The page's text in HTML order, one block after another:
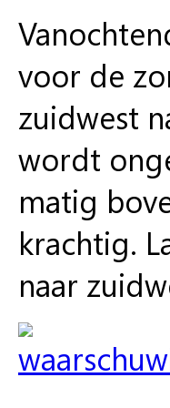
voor de
zuidwest
wordt
matig
krachtig.
naar